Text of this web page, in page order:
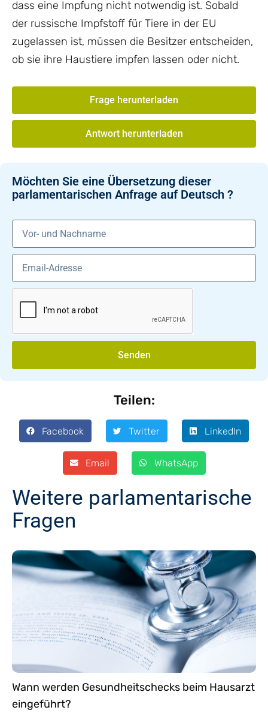
dass eine Impfung nicht notwendig ist. Sobald
der russische Impfstoff für Tiere in der EU
zugelassen ist, müssen die Besitzer entscheiden,
ob sie ihre Haustiere impfen lassen oder nicht.
Frage herunterladen
Antwort herunterladen
Möchten Sie eine Übersetzung dieser
parlamentarischen Anfrage auf Deutsch ?
Senden
Teilen:
Facebook Twitter LinkedIn
Email WhatsApp
Weitere parlamentarische
Fragen
Wann werden Gesundheitschecks beim Hausarzt
eingeführt?